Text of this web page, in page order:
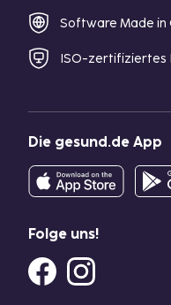
Software Made in
ISO-zertifiziertes
Die gesund.de App
Folge uns!